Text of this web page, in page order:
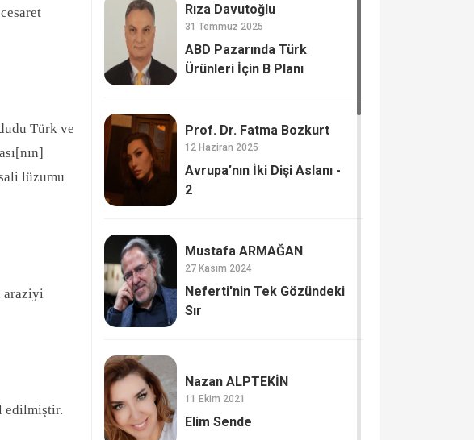
Türk ve
lüzumu
araziyi
edilmiştir.
Rıza Davutoğlu
31 Temmuz 2025
ABD Pazarında Türk
Ürünleri İçin B Planı
Prof. Dr. Fatma Bozkurt
12 Haziran 2025
Avrupa’nın İki Dişi Aslanı -
2
Mustafa ARMAĞAN
27 Kasım 2024
Neferti'nin Tek Gözündeki
Sır
Nazan ALPTEKİN
11 Ekim 2021
Elim Sende